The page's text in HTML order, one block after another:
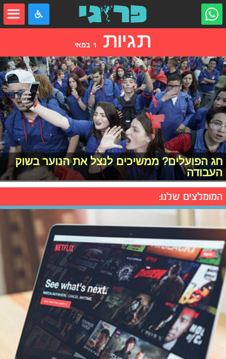
תגיות 1 במאי
חג הפועלים? ממשיכים לנצל את הנוער בשוק
העבודה
המומלצים שלנו: